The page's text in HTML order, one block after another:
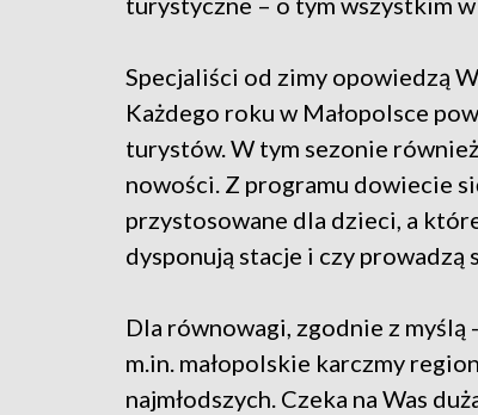
Specjaliści od zimy opowiedzą
Każdego roku w Małopolsce
turystów. W tym sezonie
nowości. Z programu dowiecie
przystosowane dla dzieci, a
dysponują stacje i czy prowadzą
Dla równowagi, zgodnie z
m.in. małopolskie karczmy
najmłodszych. Czeka na Was